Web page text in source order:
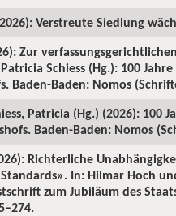
Verstreute Siedlung
Zur
Schiess (Hg.): 100
Baden-Baden: Nomos
Patricia (Hg.) (2026): 100
Baden-Baden: Nomos
Richterliche
In: Hilmar Hoch
zum Jubiläum des